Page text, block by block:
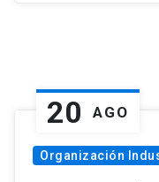
20 AGO
Organización